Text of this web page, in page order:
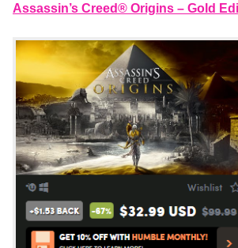
Assassin’s Creed® Origins – Gold